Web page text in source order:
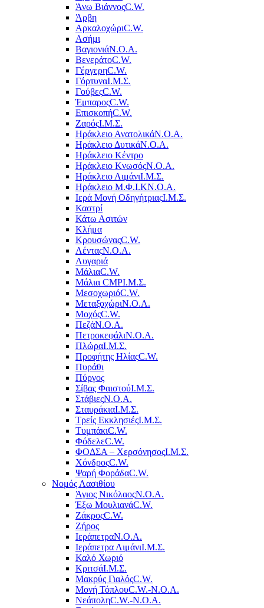
Άνω ΒιάννοςC.W.
Άρβη
ΑρκαλοχώριC.W.
Ασήμι
ΒαγιονιάΝ.Ο.Α.
ΒενεράτοC.W.
ΓέργερηC.W.
ΓόρτυναΙ.Μ.Σ.
ΓούβεςC.W.
ΈμπαροςC.W.
ΕπισκοπήC.W.
ΖαρόςΙ.Μ.Σ.
Ηράκλειο ΑνατολικάΝ.Ο.Α.
Ηράκλειο ΔυτικάΝ.Ο.Α.
Ηράκλειο Κέντρο
Ηράκλειο ΚνωσόςΝ.Ο.Α.
Ηράκλειο ΛιμάνιΙ.Μ.Σ.
Ηράκλειο Μ.Φ.Ι.ΚΝ.Ο.Α.
Ιερά Μονή ΟδηγήτριαςΙ.Μ.Σ.
Καστρί
Κάτω Ασιτών
Κλήμα
ΚρουσώναςC.W.
ΛένταςΝ.Ο.Α.
Λυγαριά
ΜάλιαC.W.
Μάλια CMPΙ.Μ.Σ.
ΜεσοχωριόC.W.
ΜεταξοχώριΝ.Ο.Α.
ΜοχόςC.W.
ΠεζάΝ.Ο.Α.
ΠετροκεφάλιΝ.Ο.Α.
ΠλώραΙ.Μ.Σ.
Προφήτης ΗλίαςC.W.
Πυράθι
Πύργος
Σίβας ΦαιστούΙ.Μ.Σ.
ΣτάβιεςΝ.Ο.Α.
ΣταυράκιαΙ.Μ.Σ.
Τρείς ΕκκλησιέςΙ.Μ.Σ.
ΤυμπάκιC.W.
ΦόδελεC.W.
ΦΟΔΣΑ – ΧερσόνησοςΙ.Μ.Σ.
ΧόνδροςC.W.
Ψαρή ΦοράδαC.W.
Νομός Λασιθίου
Άγιος ΝικόλαοςΝ.Ο.Α.
Έξω ΜουλιανάC.W.
ΖάκροςC.W.
Ζήρος
ΙεράπετραΝ.Ο.Α.
Ιεράπετρα ΛιμάνιΙ.Μ.Σ.
Καλό Χωριό
ΚριτσάΙ.Μ.Σ.
Μακρύς ΓιαλόςC.W.
Μονή ΤόπλουC.W.-Ν.Ο.Α.
ΝεάποληC.W.-Ν.Ο.Α.